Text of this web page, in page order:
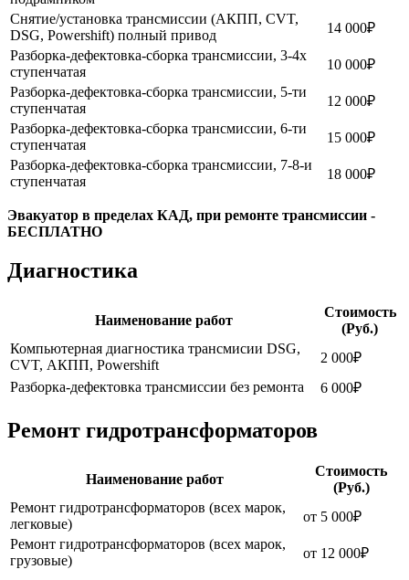
Снятие/установка трансмиссии (АКПП, CVT,
DSG, Powershift) полный привод
14 000₽
Разборка-дефектовка-сборка трансмиссии, 3-4х
ступенчатая
10 000₽
Разборка-дефектовка-сборка трансмиссии, 5-ти
ступенчатая
12 000₽
Разборка-дефектовка-сборка трансмиссии, 6-ти
ступенчатая
15 000₽
Разборка-дефектовка-сборка трансмиссии, 7-8-и
ступенчатая
18 000₽
Эвакуатор в пределах КАД, при ремонте трансмиссии -
БЕСПЛАТНО
Диагностика
Наименование работ
Стоимость
(Руб.)
Компьютерная диагностика трансмисии DSG,
CVT, АКПП, Powershift
2 000₽
Разборка-дефектовка трансмиссии без ремонта
6 000₽
Ремонт гидротрансформаторов
Наименование работ
Стоимость
(Руб.)
Ремонт гидротрансформаторов (всех марок,
легковые)
от 5 000₽
Ремонт гидротрансформаторов (всех марок,
грузовые)
от 12 000₽